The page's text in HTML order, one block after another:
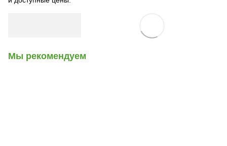
Мы рекомендуем